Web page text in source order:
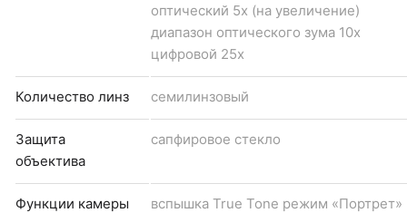
оптический 5x (на увеличение)
диапазон оптического зума 10x
цифровой 25x
Количество линз семилинзовый
Защита
объектива
сапфировое стекло
Функции камеры
вспышка True Tone режим «Портрет»